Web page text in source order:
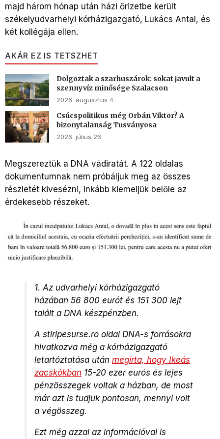
majd három hónap után házi őrizetbe került
székelyudvarhelyi kórházigazgató, Lukács Antal, és
két kollégája ellen.
AKÁR EZ IS TETSZHET
Dolgoztak a szarhuszárok: sokat javult a
szennyvíz minősége Szalacson
2026. augusztus 4.
Csúcspolitikus még Orbán Viktor? A
bizonytalanság Tusványosa
2026. július 26.
Megszereztük a DNA vádiratát. A 122 oldalas
dokumentumnak nem próbáljuk meg az összes
részletét kivesézni, inkább kiemeljük belőle az
érdekesebb részeket.
1. Az udvarhelyi kórházigazgató
házában 56 800 eurót és 151 300 lejt
talált a DNA készpénzben.
A stiripesurse.ro oldal DNA-s forrásokra
hivatkozva még a kórházigazgató
letartóztatása után megírta, hogy Ikeás
zacskókban 15-20 ezer eurós és lejes
pénzösszegek voltak a házban, de most
már azt is tudjuk pontosan, mennyi volt
a végösszeg.
Ezt még azzal az információval is